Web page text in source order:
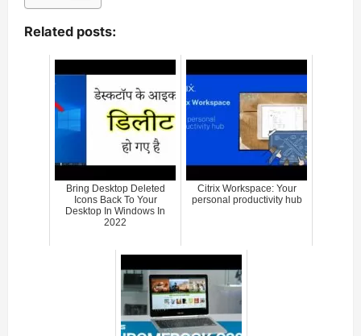
Related posts:
Bring Desktop Deleted
Icons Back To Your
Desktop In Windows In
2022
Citrix Workspace: Your
personal productivity hub